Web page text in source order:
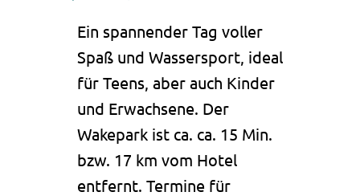
Ein spannender Tag voller
Spaß und Wassersport, ideal
für Teens, aber auch Kinder
und Erwachsene. Der
Wakepark ist ca. ca. 15 Min.
bzw. 17 km vom Hotel
entfernt. Termine für